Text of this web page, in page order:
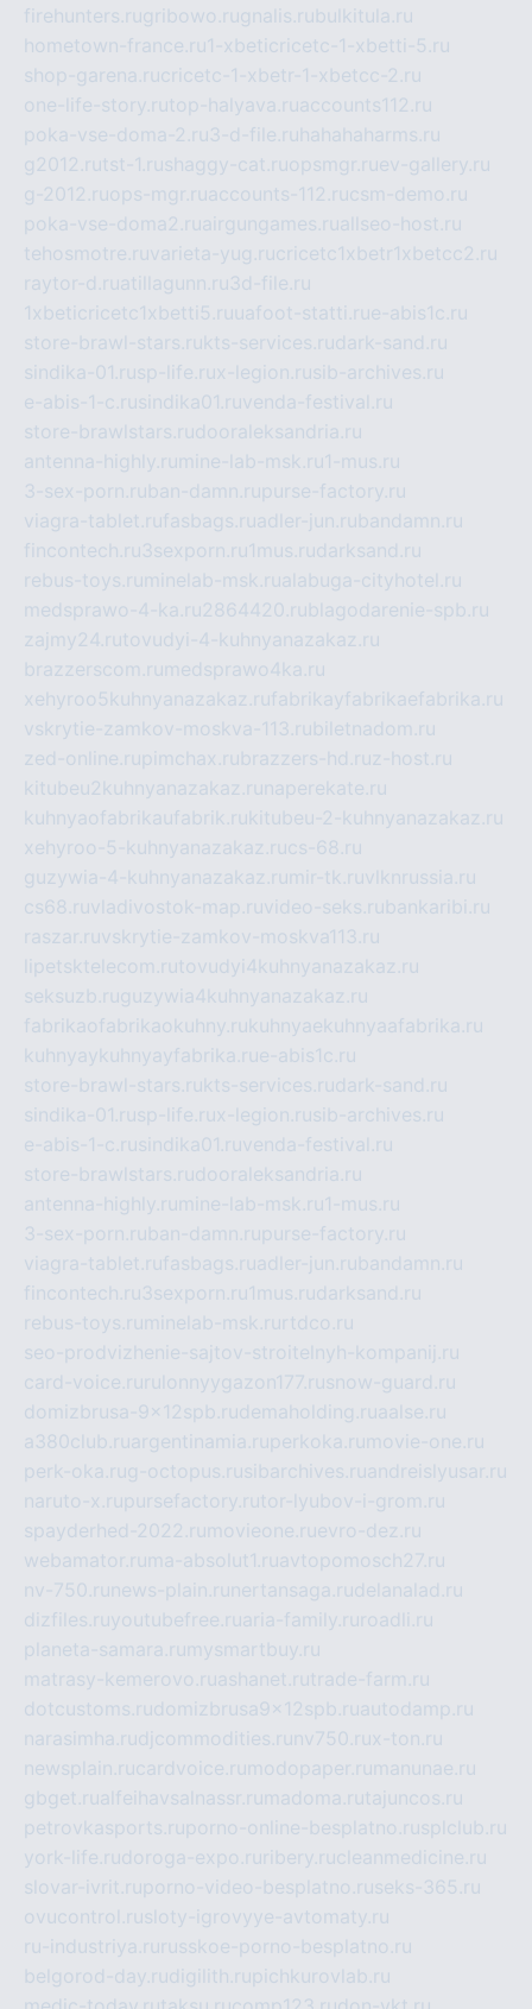
firehunters.rugribowo.rugnalis.rubulkitula.ru
hometown-france.ru1-xbeticricetc-1-xbetti-5.ru
shop-garena.rucricetc-1-xbetr-1-xbetcc-2.ru
one-life-story.rutop-halyava.ruaccounts112.ru
poka-vse-doma-2.ru3-d-file.ru hahahaharms.ru
g2012.rutst-1.rushaggy-cat.ruopsmgr.ruev-gallery.ru
g-2012.ruops-mgr.ruaccounts-112.rucsm-demo.ru
poka-vse-doma2.ruairgungames.ruallseo-host.ru
tehosmotre.ruvarieta-yug.rucricetc1xbetr1xbetcc2.ru
raytor-d.ruatillagunn.ru3d-file.ru
1xbeticricetc1xbetti5.ruuafoot-statti.rue-abis1c.ru
store-brawl-stars.rukts-services.rudark-sand.ru
sindika-01.rusp-life.rux-legion.rusib-archives.ru
e-abis-1-c.rusindika01.ruvenda-festival.ru
store-brawlstars.rudooraleksandria.ru
antenna-highly.ru mine-lab-msk.ru1-mus.ru
3-sex-porn.ruban-damn.rupurse-factory.ru
viagra-tablet.rufasbags.ruadler-jun.rubandamn.ru
fincontech.ru3sexporn.ru1mus.rudarksand.ru
rebus-toys.ru minelab-msk.rualabuga-cityhotel.ru
medsprawo-4-ka.ru2864420.rublagodarenie-spb.ru
zajmy24.rutovudyi-4-kuhnyanazakaz.ru
brazzerscom.ru medsprawo4ka.ru
xehyroo5kuhnyanazakaz.rufabrikayfabrikaefabrika.ru
vskrytie-zamkov-moskva-113.rubiletnadom.ru
zed-online.rupimchax.rubrazzers-hd.ruz-host.ru
kitubeu2kuhnyanazakaz.ru naperekate.ru
kuhnyaofabrikaufabrik.rukitubeu-2-kuhnyanazakaz.ru
xehyroo-5-kuhnyanazakaz.rucs-68.ru
guzywia-4-kuhnyanazakaz.ru mir-tk.ruvlknrussia.ru
cs68.ruvladivostok-map.ruvideo-seks.rubankaribi.ru
raszar.ruvskrytie-zamkov-moskva113.ru
lipetsktelecom.rutovudyi4kuhnyanazakaz.ru
seksuzb.ruguzywia4kuhnyanazakaz.ru
fabrikaofabrikaokuhny.rukuhnyaekuhnyaafabrika.ru
kuhnyaykuhnyayfabrika.rue-abis1c.ru
store-brawl-stars.rukts-services.rudark-sand.ru
sindika-01.rusp-life.rux-legion.rusib-archives.ru
e-abis-1-c.rusindika01.ruvenda-festival.ru
store-brawlstars.rudooraleksandria.ru
antenna-highly.ru mine-lab-msk.ru1-mus.ru
3-sex-porn.ruban-damn.rupurse-factory.ru
viagra-tablet.rufasbags.ruadler-jun.rubandamn.ru
fincontech.ru3sexporn.ru1mus.rudarksand.ru
rebus-toys.ru minelab-msk.ru rtdco.ru
seo-prodvizhenie-sajtov-stroitelnyh-kompanij.ru
card-voice.ru rulonnyygazon177.rusnow-guard.ru
domizbrusa-9x12spb.rudemaholding.ruaalse.ru
a380club.ruargentinamia.ruperkoka.ru movie-one.ru
perk-oka.rug-octopus.rusibarchives.ruandreislyusar.ru
naruto-x.rupursefactory.rutor-lyubov-i-grom.ru
spayderhed-2022.ru movieone.ruevro-dez.ru
webamator.ru ma-absolut1.ruavtopomosch27.ru
nv-750.ru news-plain.ru nertansaga.rudelanalad.ru
dizfiles.ruyoutubefree.ruaria-family.ru roadli.ru
planeta-samara.ru mysmartbuy.ru
matrasy-kemerovo.ruashanet.rutrade-farm.ru
dotcustoms.rudomizbrusa9x12spb.ruautodamp.ru
narasimha.rudjcommodities.ru nv750.rux-ton.ru
newsplain.rucardvoice.ru modopaper.ru manunae.ru
gbget.rualfeihavsalnassr.ru madoma.rutajuncos.ru
petrovkasports.ruporno-online-besplatno.rusplclub.ru
york-life.rudoroga-expo.ru ribery.rucleanmedicine.ru
slovar-ivrit.ruporno-video-besplatno.ruseks-365.ru
ovucontrol.rusloty-igrovyye-avtomaty.ru
ru-industriya.ru russkoe-porno-besplatno.ru
belgorod-day.rudigilith.rupichkurovlab.ru